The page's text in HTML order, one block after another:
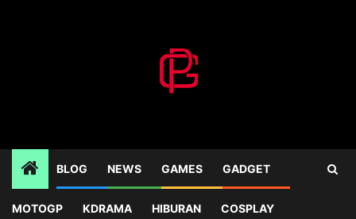
BLOG NEWS GAMES GADGET
MOTOGP KDRAMA HIBURAN COSPLAY
Home Blog Messenger